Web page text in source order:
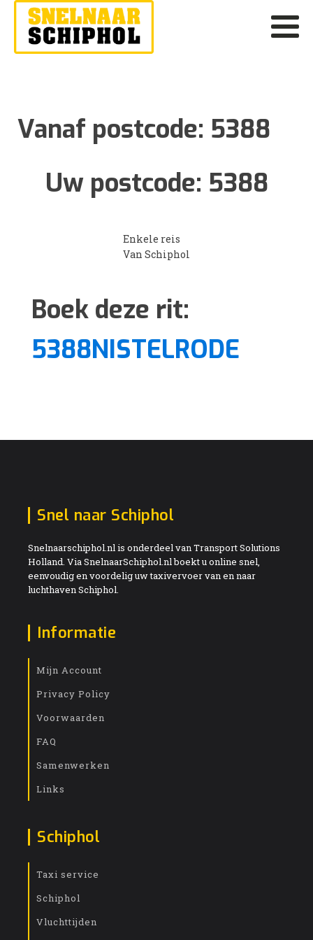
Vanaf postcode: 5388
Uw postcode: 5388
Enkele reis
Van Schiphol
Boek deze rit:
5388NISTELRODE
Snel naar Schiphol
Snelnaarschiphol.nl is onderdeel van Transport Solutions
Holland. Via SnelnaarSchiphol.nl boekt u online snel,
eenvoudig en voordelig uw taxivervoer van en naar
luchthaven Schiphol.
Informatie
Mijn Account
Privacy Policy
Voorwaarden
FAQ
Samenwerken
Links
Schiphol
Taxi service
Schiphol
Vluchttijden